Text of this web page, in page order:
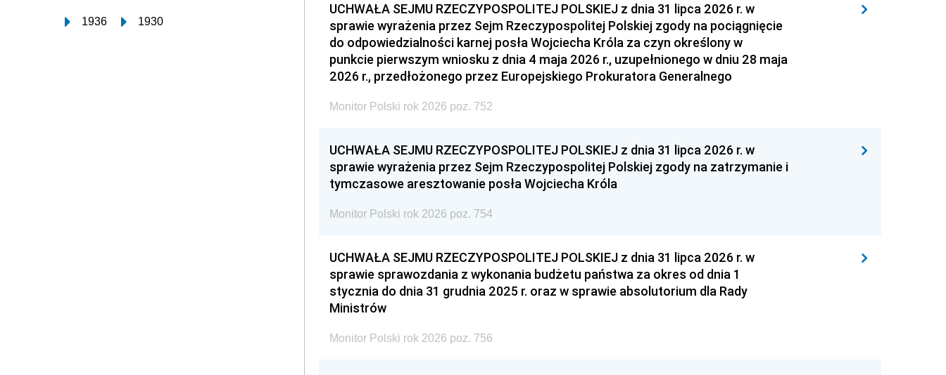
1936 1930
UCHWAŁA SEJMU RZECZYPOSPOLITEJ POLSKIEJ z dnia 31 lipca 2026 r. w
sprawie wyrażenia przez Sejm Rzeczypospolitej Polskiej zgody na pociągnięcie
do odpowiedzialności karnej posła Wojciecha Króla za czyn określony w
punkcie pierwszym wniosku z dnia 4 maja 2026 r., uzupełnionego w dniu 28 maja
2026 r., przedłożonego przez Europejskiego Prokuratora Generalnego
Monitor Polski rok 2026 poz. 752
UCHWAŁA SEJMU RZECZYPOSPOLITEJ POLSKIEJ z dnia 31 lipca 2026 r. w
sprawie wyrażenia przez Sejm Rzeczypospolitej Polskiej zgody na zatrzymanie i
tymczasowe aresztowanie posła Wojciecha Króla
Monitor Polski rok 2026 poz. 754
UCHWAŁA SEJMU RZECZYPOSPOLITEJ POLSKIEJ z dnia 31 lipca 2026 r. w
sprawie sprawozdania z wykonania budżetu państwa za okres od dnia 1
stycznia do dnia 31 grudnia 2025 r. oraz w sprawie absolutorium dla Rady
Ministrów
Monitor Polski rok 2026 poz. 756